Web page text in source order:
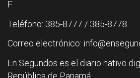
F.
Teléfono: 385-8777 / 385-8778
Correo electrónico:
En Segundos es el diario nativo
República de Panamá.